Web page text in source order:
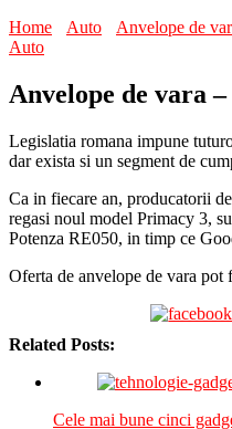
Home
Auto
Anvelope de
Auto
Anvelope de vara
Legislatia romana impune
dar exista si un segment de
Ca in fiecare an, producatorii
regasi noul model Primacy 3,
Potenza RE050, in timp ce
Oferta de anvelope de vara pot
Related Posts:
Cele mai bune cinci